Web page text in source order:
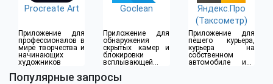
Procreate Art
Приложение для
профессионалов в
мире творчества и
начинающих
художников
Goclean
Приложение для
обнаружения
скрытых камер и
блокировки
всплывающей
Яндекс.Про
(Таксометр)
Приложение для
пешего курьера,
курьера на
собственном
автомобиле или
Популярные запросы